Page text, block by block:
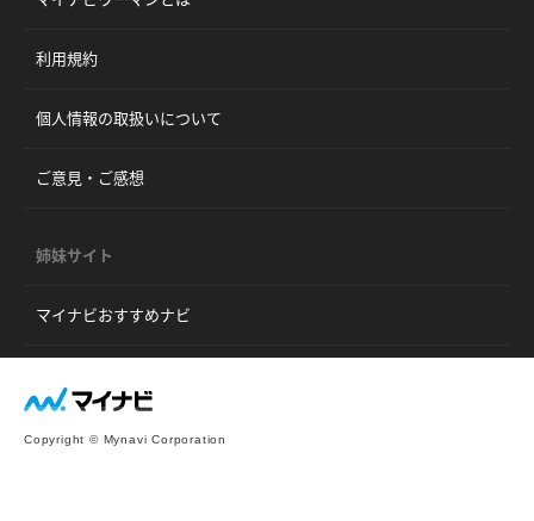
利用規約
個人情報の取扱いについて
ご意見・ご感想
姉妹サイト
マイナビおすすめナビ
Copyright © Mynavi Corporation